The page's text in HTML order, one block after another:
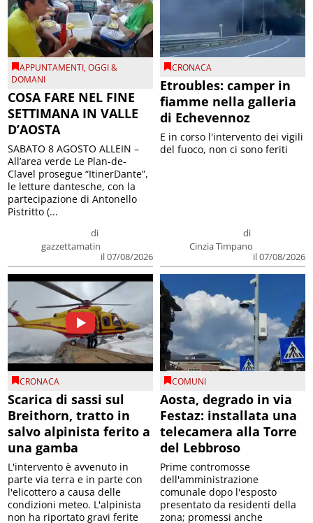
APPUNTAMENTI,OGGI &
DOMANI
COSA FARE NEL FINE
SETTIMANA IN VALLE
D’AOSTA
di
gazzettamatin
il 07/08/2026
SABATO 8 AGOSTO ALLEIN –
All’area verde Le Plan-de-
Clavel prosegue “ItinerDante”,
le letture dantesche, con la
partecipazione di Antonello
Pistritto (...
CRONACA
Etroubles: camper in
fiamme nella galleria
di Echevennoz
di
Cinzia Timpano
il 07/08/2026
E in corso l'intervento dei vigili
del fuoco, non ci sono feriti
CRONACA
Scarica di sassi sul
Breithorn, tratto in
salvo alpinista ferito a
una gamba
L'intervento è avvenuto in
parte via terra e in parte con
l'elicottero a causa delle
condizioni meteo. L'alpinista
non ha riportato gravi ferite
COMUNI
Aosta, degrado in via
Festaz: installata una
telecamera alla Torre
del Lebbroso
Prime contromosse
dell'amministrazione
comunale dopo l'esposto
presentato da residenti della
zona; promessi anche